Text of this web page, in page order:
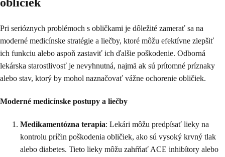
Pri serióznych problémoch s obličkami je dôležité zamerať sa na
moderné medicínske stratégie a liečby, ktoré môžu efektívne zlepšiť
ich funkciu alebo aspoň zastaviť ich ďalšie poškodenie. Odborná
lekárska starostlivosť je nevyhnutná, najmä ak sú prítomné príznaky
alebo stav, ktorý by mohol naznačovať vážne ochorenie obličiek.
Moderné medicínske postupy a liečby
Medikamentózna terapia: Lekári môžu predpísať lieky na
kontrolu príčin poškodenia obličiek, ako sú vysoký krvný tlak
alebo diabetes. Tieto lieky môžu zahŕňať ACE inhibítory alebo